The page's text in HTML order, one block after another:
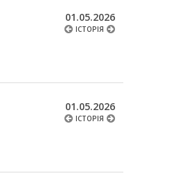
01.05.2026
ІСТОРІЯ
01.05.2026
ІСТОРІЯ